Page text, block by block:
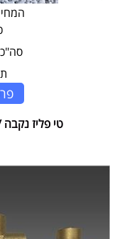
טי פליז נקבה /